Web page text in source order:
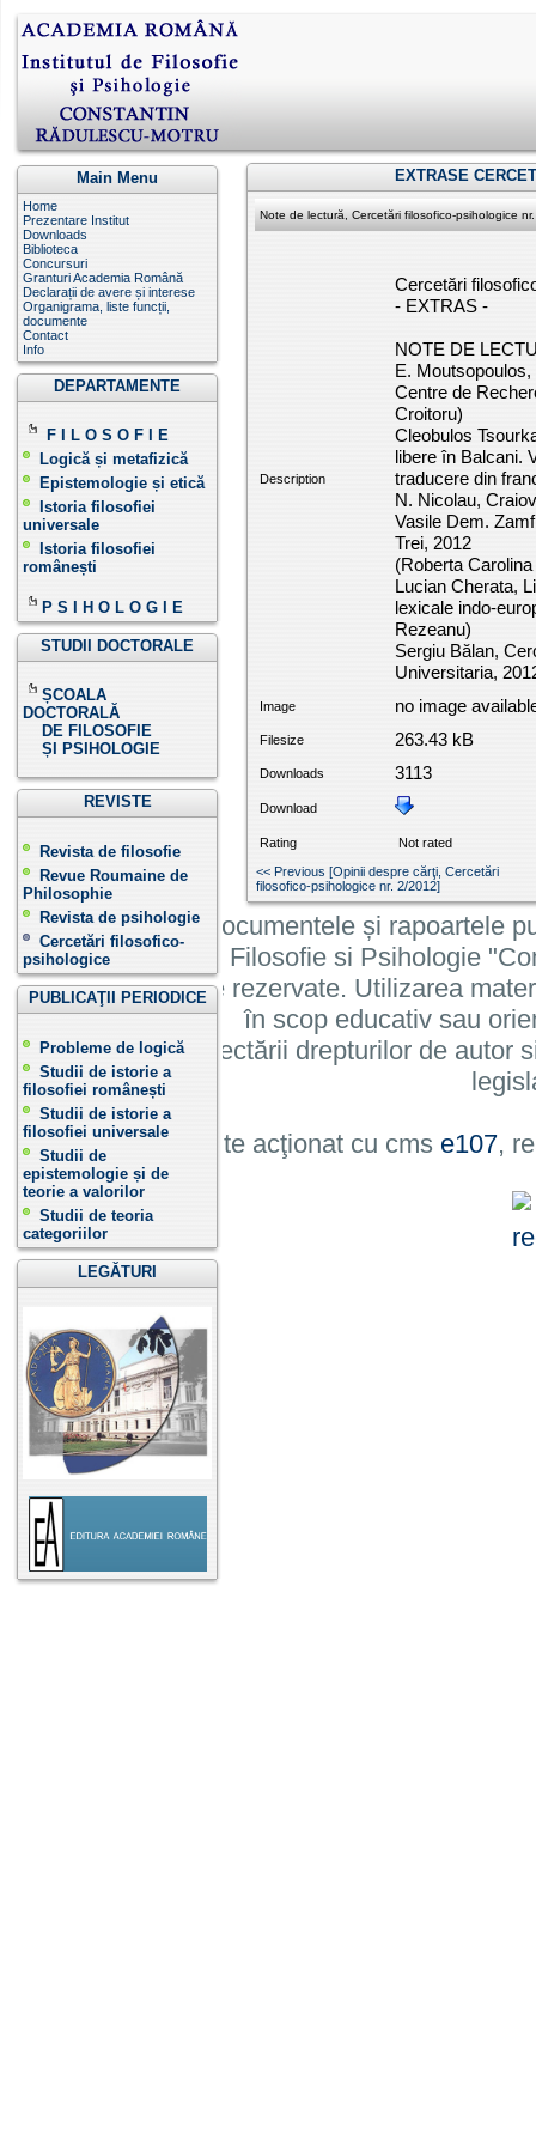
Main Menu
Home
Prezentare Institut
Downloads
Biblioteca
Concursuri
Granturi Academia Română
Declarații de avere și interese
Organigrama, liste funcții,
documente
Contact
Info
DEPARTAMENTE
F I L O S O F I E
Logică și metafizică
Epistemologie și etică
Istoria filosofiei
universale
Istoria filosofiei
românești
P S I H O L O G I E
STUDII DOCTORALE
ȘCOALA
DOCTORALĂ
DE FILOSOFIE
ȘI PSIHOLOGIE
REVISTE
Revista de filosofie
Revue Roumaine de
Philosophie
Revista de psihologie
Cercetări filosofico-
psihologice
PUBLICAŢII PERIODICE
Probleme de logică
Studii de istorie a
filosofiei românești
Studii de istorie a
filosofiei universale
Studii de
epistemologie și de
teorie a valorilor
Studii de teoria
categoriilor
LEGĂTURI
EXTRASE
Note de lectură, Cercetări filosofico-psihologice
Description
Cercetări
- EXTRAS -
NOTE DE
E. Moutsopoulos,
Centre de
Croitoru)
Cleobulos
libere în Balcani.
traducere din
N. Nicolau,
Vasile Dem.
Trei, 2012
(Roberta
Lucian Cherata,
lexicale indo-
Rezeanu)
Sergiu Bălan,
Universitaria,
Image no image
Filesize 263.43 kB
Downloads 3113
Download
Rating
Not rated
<< Previous [Opinii despre cărţi, Cercetări
filosofico-psihologice nr. 2/2012]
Informatiile, documentele și rapoartele
Institutului de Filosofie si Psihologie
cu toate drepturile rezervate. Utilizarea
în scop educativ sau
cu condiția respectării drepturilor de autor
Site acţionat cu cms e107,